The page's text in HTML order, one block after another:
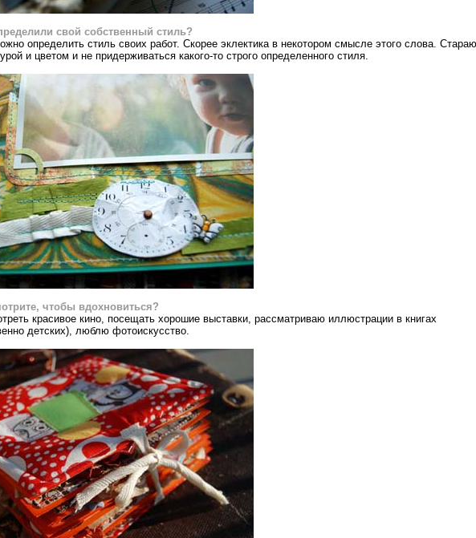
свой собственный стиль?
определить стиль своих работ. Скорее эклектика в некотором смысле этого слова.
и цветом и не придерживаться какого-то строго определенного стиля.
чтобы вдохновиться?
красивое кино, посещать хорошие выставки, рассматриваю иллюстрации в книгах
детских), люблю фотоискусство.